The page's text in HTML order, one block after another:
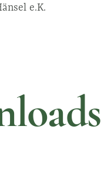
e.K.